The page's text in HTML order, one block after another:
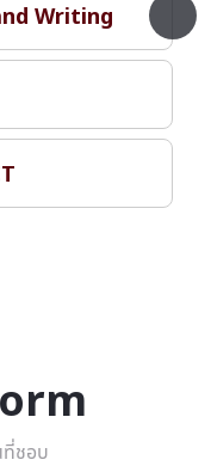
Writing
ที่ชอบ